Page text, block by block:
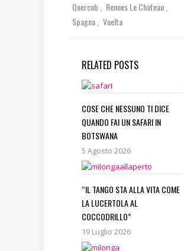
Quercob
Rennes Le Chateau
Spagna
Vuelta
RELATED POSTS
COSE CHE NESSUNO TI DICE
QUANDO FAI UN SAFARI IN
BOTSWANA
5 Agosto 2026
“IL TANGO STA ALLA VITA COME
LA LUCERTOLA AL
COCCODRILLO”
19 Luglio 2026